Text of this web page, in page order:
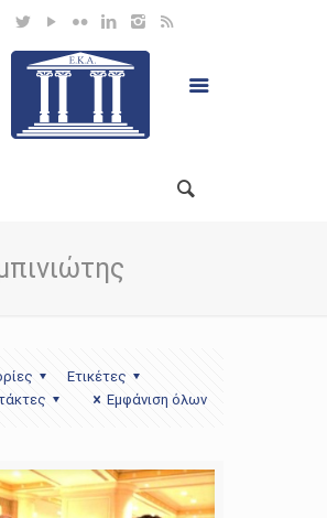
Ετικέτες
Εμφάνιση όλων